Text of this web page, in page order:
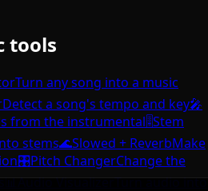
tools
Turn any song into a music
Detect a song's tempo and key🎤
from the instrumental🎚️Stem
stems🌊Slowed + ReverbMake
🎛️Pitch ChangerChange the
📊Audio VisualizerTurn audio into